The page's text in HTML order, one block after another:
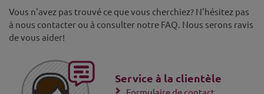
Vous n'avez pas trouvé ce que vous cherchiez? N'hésitez pas
à nous contacter ou à consulter notre FAQ. Nous serons ravis
de vous aider!
Service à la clientèle
Formulaire de contact